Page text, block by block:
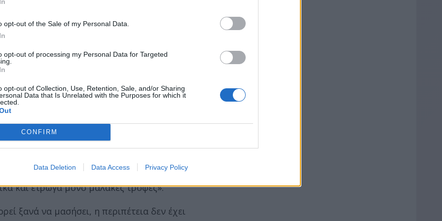
opt-out of the Sale of my Personal Data.
opt-out of processing my Personal Data for Targeted
opt-out of Collection, Use, Retention, Sale, and/or Sharing
Data that Is Unrelated with the Purposes for which it
CONFIRM
Data Deletion Data Access Privacy Policy
στο περιοδικό People και εξήγησε ότι η απώλεια
ή προγράμματος γυμναστικής, αλλά συνέπεια της
υποβλήθηκε σε εννέα διαφορετικές επεμβάσεις στο
επέτρεπε να καταναλώνει σκληρές τροφές.
μετά σε άλλη, και στη συνέχεια εμφανίστηκαν
χαρακτηριστικά και πρόσθεσε: «Τα δόντια μου
το τελευταίο έτος βρισκόταν διαρκώς υπό
αποκλειστικά σε μαλακές τροφές. «Εδώ
και έτρωγα μόνο μαλακές τροφές».
ξανά να μασήσει, η περιπέτεια δεν έχει